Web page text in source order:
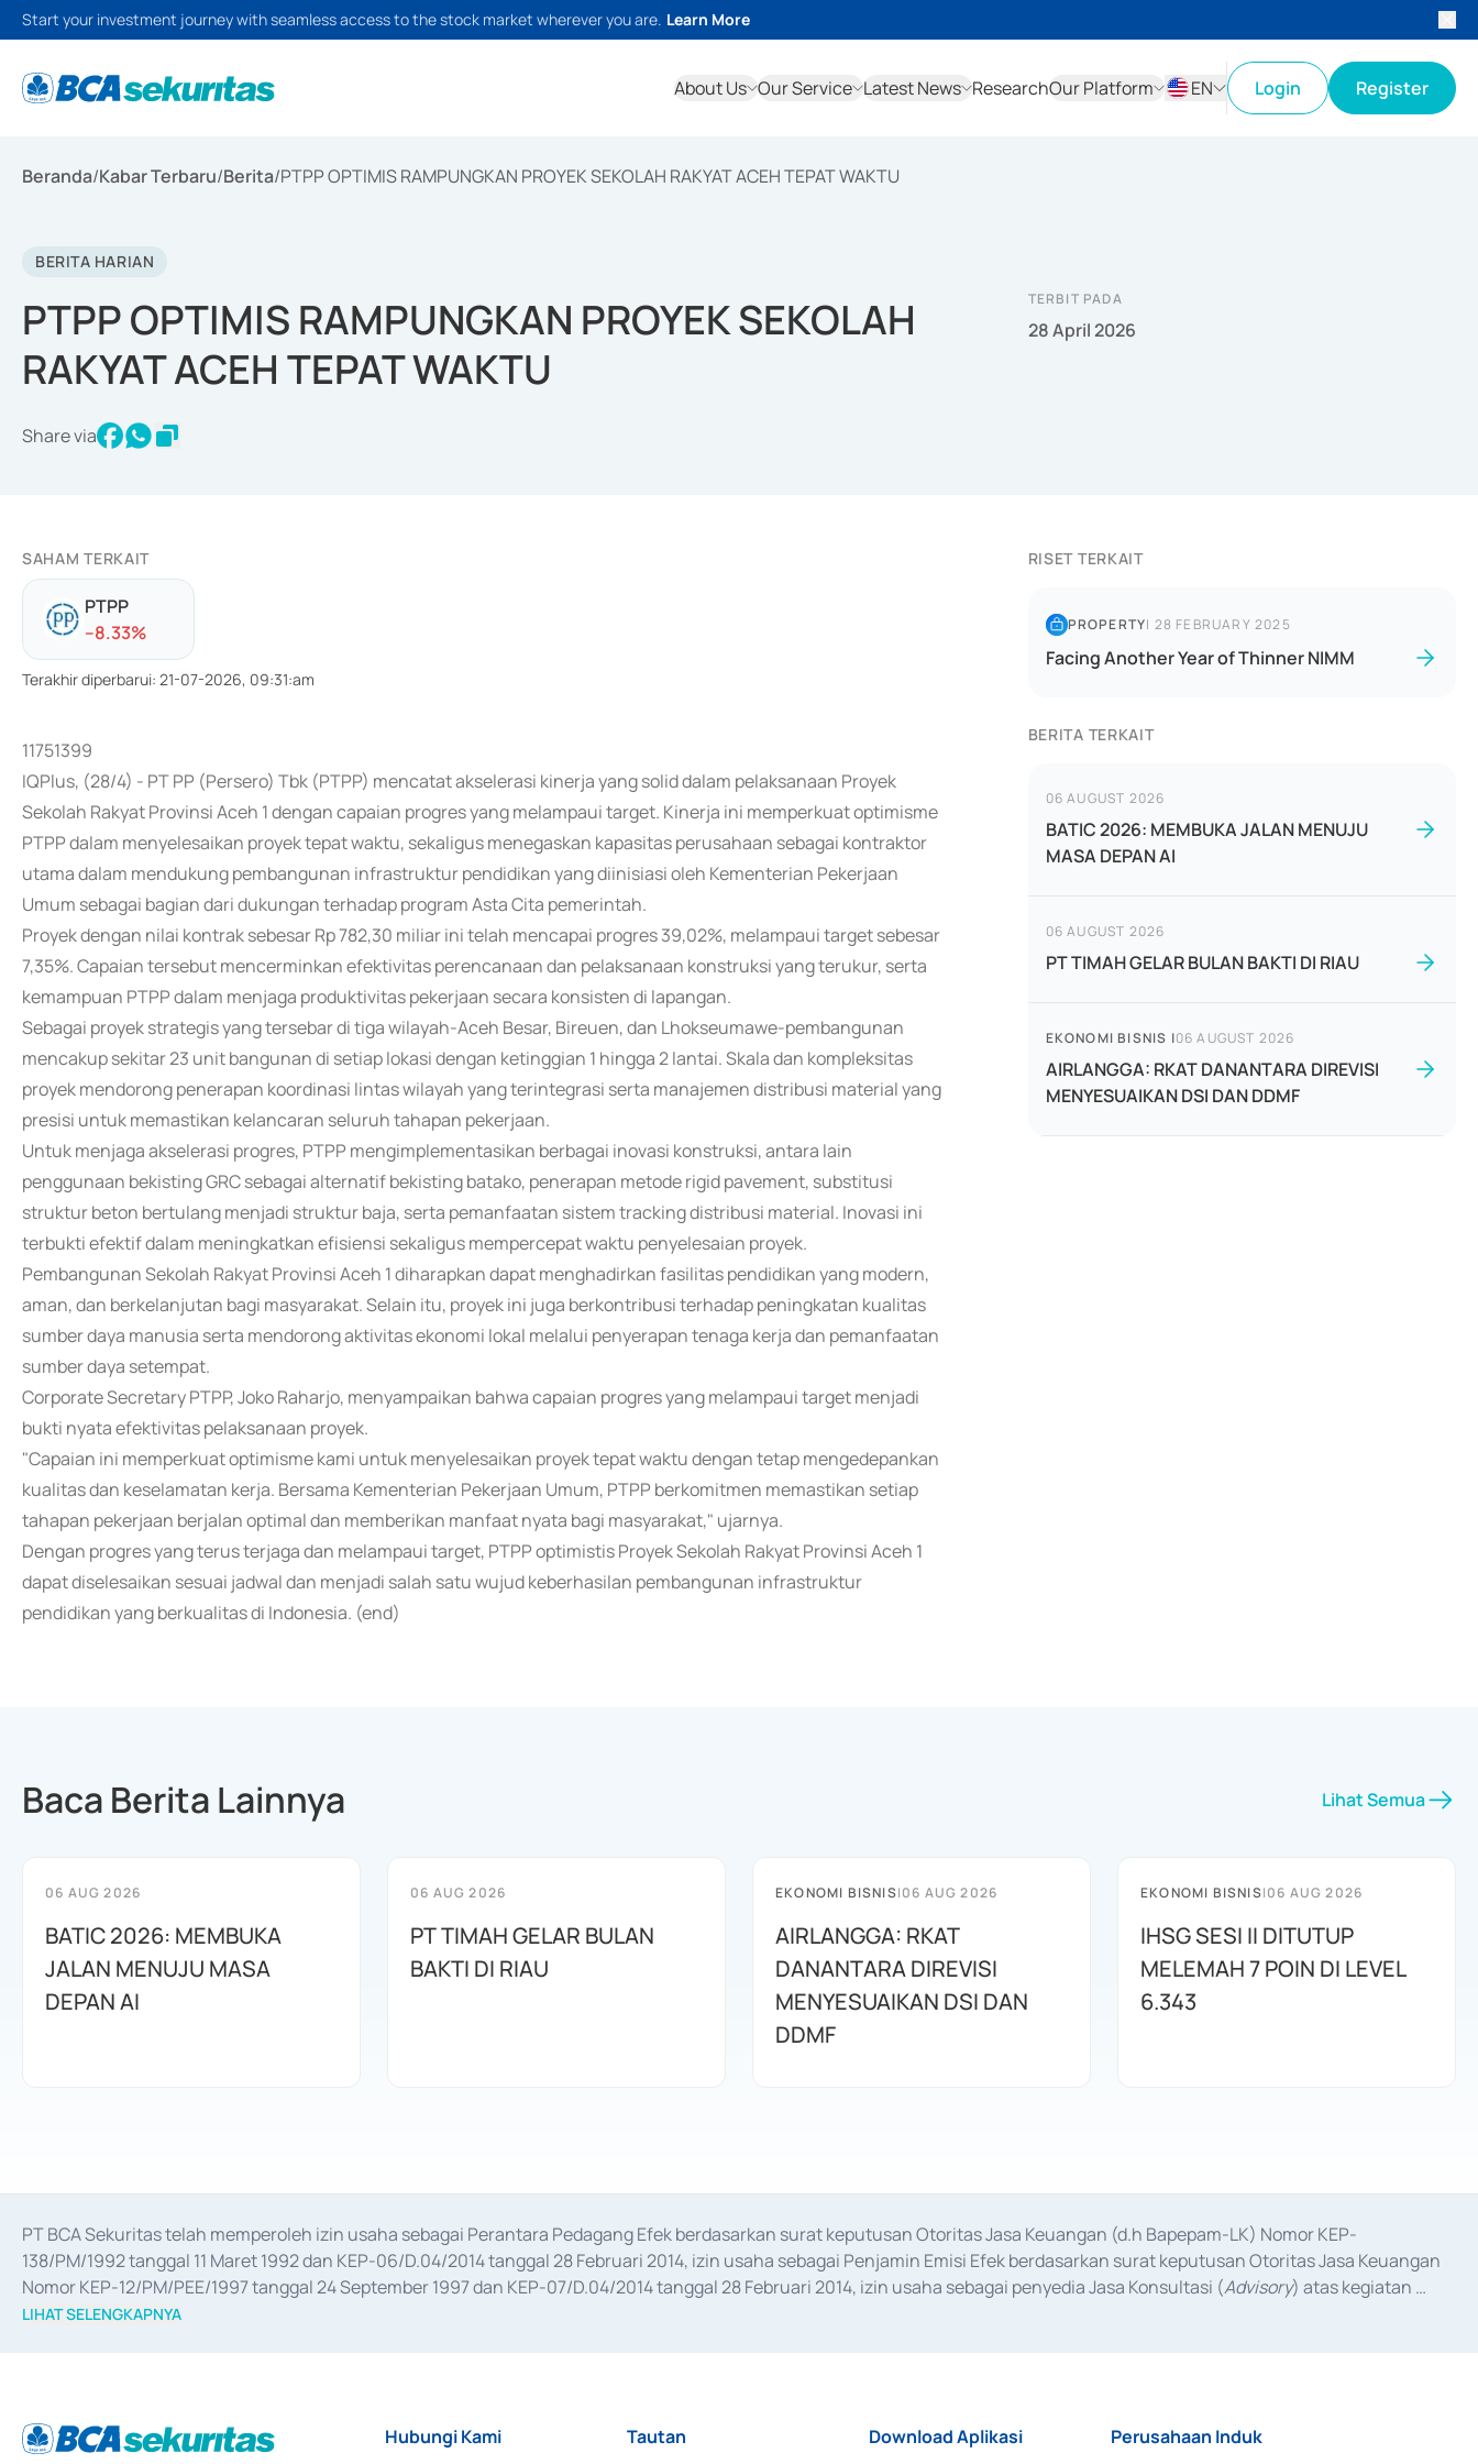
Start your investment journey with seamless access to the stock market wherever you are. Learn More
About Us Our Service Latest News ResearchOur Platform
EN
Login Register
Beranda/Kabar Terbaru/Berita/PTPP OPTIMIS RAMPUNGKAN PROYEK SEKOLAH RAKYAT ACEH TEPAT WAKTU
BERITA HARIAN
PTPP OPTIMIS RAMPUNGKAN PROYEK SEKOLAH
RAKYAT ACEH TEPAT WAKTU
Share via
TERBIT PADA
28 April 2026
SAHAM TERKAIT
PTPP
--8.33%
Terakhir diperbarui: 21-07-2026, 09:31:am
11751399
IQPlus, (28/4) - PT PP (Persero) Tbk (PTPP) mencatat akselerasi kinerja yang solid dalam pelaksanaan Proyek
Sekolah Rakyat Provinsi Aceh 1 dengan capaian progres yang melampaui target. Kinerja ini memperkuat optimisme
PTPP dalam menyelesaikan proyek tepat waktu, sekaligus menegaskan kapasitas perusahaan sebagai kontraktor
utama dalam mendukung pembangunan infrastruktur pendidikan yang diinisiasi oleh Kementerian Pekerjaan
Umum sebagai bagian dari dukungan terhadap program Asta Cita pemerintah.
Proyek dengan nilai kontrak sebesar Rp 782,30 miliar ini telah mencapai progres 39,02%, melampaui target sebesar
7,35%. Capaian tersebut mencerminkan efektivitas perencanaan dan pelaksanaan konstruksi yang terukur, serta
kemampuan PTPP dalam menjaga produktivitas pekerjaan secara konsisten di lapangan.
Sebagai proyek strategis yang tersebar di tiga wilayah-Aceh Besar, Bireuen, dan Lhokseumawe-pembangunan
mencakup sekitar 23 unit bangunan di setiap lokasi dengan ketinggian 1 hingga 2 lantai. Skala dan kompleksitas
proyek mendorong penerapan koordinasi lintas wilayah yang terintegrasi serta manajemen distribusi material yang
presisi untuk memastikan kelancaran seluruh tahapan pekerjaan.
Untuk menjaga akselerasi progres, PTPP mengimplementasikan berbagai inovasi konstruksi, antara lain
penggunaan bekisting GRC sebagai alternatif bekisting batako, penerapan metode rigid pavement, substitusi
struktur beton bertulang menjadi struktur baja, serta pemanfaatan sistem tracking distribusi material. Inovasi ini
terbukti efektif dalam meningkatkan efisiensi sekaligus mempercepat waktu penyelesaian proyek.
Pembangunan Sekolah Rakyat Provinsi Aceh 1 diharapkan dapat menghadirkan fasilitas pendidikan yang modern,
aman, dan berkelanjutan bagi masyarakat. Selain itu, proyek ini juga berkontribusi terhadap peningkatan kualitas
sumber daya manusia serta mendorong aktivitas ekonomi lokal melalui penyerapan tenaga kerja dan pemanfaatan
sumber daya setempat.
Corporate Secretary PTPP, Joko Raharjo, menyampaikan bahwa capaian progres yang melampaui target menjadi
bukti nyata efektivitas pelaksanaan proyek.
"Capaian ini memperkuat optimisme kami untuk menyelesaikan proyek tepat waktu dengan tetap mengedepankan
kualitas dan keselamatan kerja. Bersama Kementerian Pekerjaan Umum, PTPP berkomitmen memastikan setiap
tahapan pekerjaan berjalan optimal dan memberikan manfaat nyata bagi masyarakat," ujarnya.
Dengan progres yang terus terjaga dan melampaui target, PTPP optimistis Proyek Sekolah Rakyat Provinsi Aceh 1
dapat diselesaikan sesuai jadwal dan menjadi salah satu wujud keberhasilan pembangunan infrastruktur
pendidikan yang berkualitas di Indonesia. (end)
RISET TERKAIT
PROPERTY| 28 FEBRUARY 2025
Facing Another Year of Thinner NIMM
BERITA TERKAIT
06 AUGUST 2026
BATIC 2026: MEMBUKA JALAN MENUJU
MASA DEPAN AI
06 AUGUST 2026
PT TIMAH GELAR BULAN BAKTI DI RIAU
EKONOMI BISNIS |06 AUGUST 2026
AIRLANGGA: RKAT DANANTARA DIREVISI
MENYESUAIKAN DSI DAN DDMF
Baca Berita Lainnya Lihat Semua
06 AUG 2026
BATIC 2026: MEMBUKA
JALAN MENUJU MASA
DEPAN AI
06 AUG 2026
PT TIMAH GELAR BULAN
BAKTI DI RIAU
EKONOMI BISNIS|06 AUG 2026
AIRLANGGA: RKAT
DANANTARA DIREVISI
MENYESUAIKAN DSI DAN
DDMF
EKONOMI BISNIS|06 AUG 2026
IHSG SESI II DITUTUP
MELEMAH 7 POIN DI LEVEL
6.343
PT BCA Sekuritas telah memperoleh izin usaha sebagai Perantara Pedagang Efek berdasarkan surat keputusan Otoritas Jasa Keuangan (d.h Bapepam-LK) Nomor KEP-
138/PM/1992 tanggal 11 Maret 1992 dan KEP-06/D.04/2014 tanggal 28 Februari 2014, izin usaha sebagai Penjamin Emisi Efek berdasarkan surat keputusan Otoritas Jasa Keuangan
Nomor KEP-12/PM/PEE/1997 tanggal 24 September 1997 dan KEP-07/D.04/2014 tanggal 28 Februari 2014, izin usaha sebagai penyedia Jasa Konsultasi (Advisory) atas kegiatan
merger, akuisisi, divestasi, dan
LIHAT SELENGKAPNYA
Hubungi Kami Tautan Download Aplikasi Perusahaan Induk